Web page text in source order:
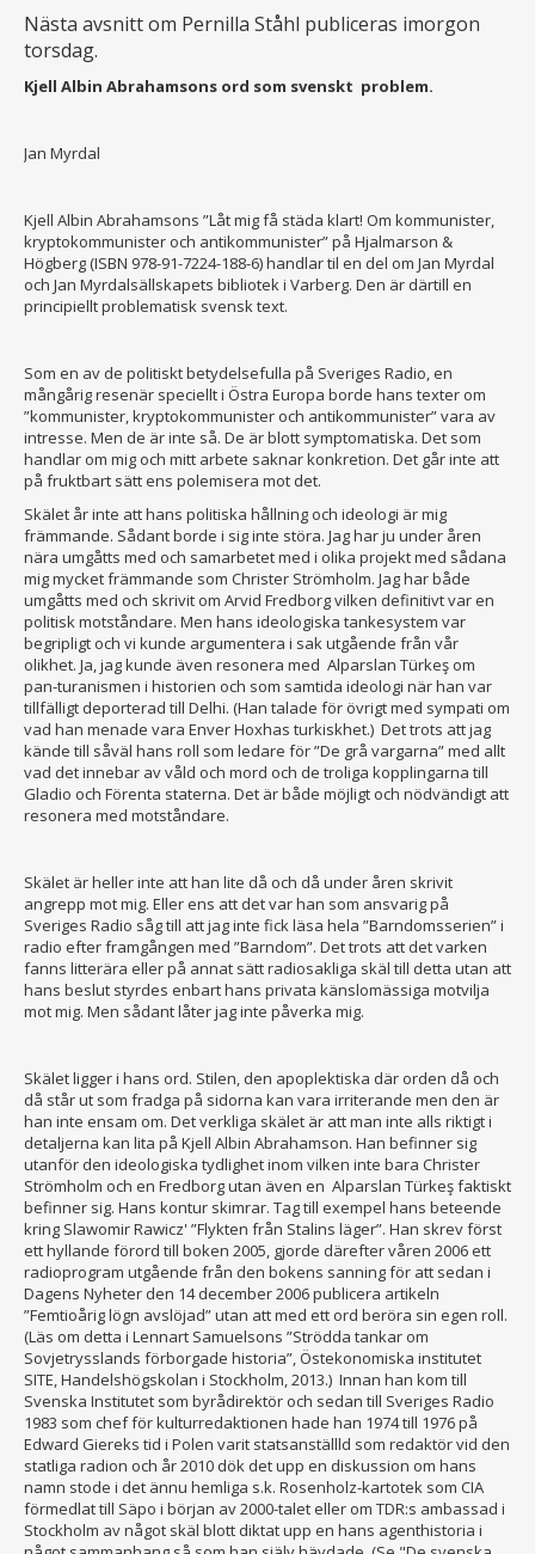
Nästa avsnitt om Pernilla Ståhl publiceras imorgon
torsdag.
Kjell Albin Abrahamsons ord som svenskt problem.
Jan Myrdal
Kjell Albin Abrahamsons ”Låt mig få städa klart! Om kommunister,
kryptokommunister och antikommunister” på Hjalmarson &
Högberg (ISBN 978-91-7224-188-6) handlar til en del om Jan Myrdal
och Jan Myrdalsällskapets bibliotek i Varberg. Den är därtill en
principiellt problematisk svensk text.
Som en av de politiskt betydelsefulla på Sveriges Radio, en
mångårig resenär speciellt i Östra Europa borde hans texter om
”kommunister, kryptokommunister och antikommunister” vara av
intresse. Men de är inte så. De är blott symptomatiska. Det som
handlar om mig och mitt arbete saknar konkretion. Det går inte att
på fruktbart sätt ens polemisera mot det.
Skälet år inte att hans politiska hållning och ideologi är mig
främmande. Sådant borde i sig inte störa. Jag har ju under åren
nära umgåtts med och samarbetet med i olika projekt med sådana
mig mycket främmande som Christer Strömholm. Jag har både
umgåtts med och skrivit om Arvid Fredborg vilken definitivt var en
politisk motståndare. Men hans ideologiska tankesystem var
begripligt och vi kunde argumentera i sak utgående från vår
olikhet. Ja, jag kunde även resonera med Alparslan Türkeş om
pan-turanismen i historien och som samtida ideologi när han var
tillfälligt deporterad till Delhi. (Han talade för övrigt med sympati om
vad han menade vara Enver Hoxhas turkiskhet.) Det trots att jag
kände till såväl hans roll som ledare för ”De grå vargarna” med allt
vad det innebar av våld och mord och de troliga kopplingarna till
Gladio och Förenta staterna. Det är både möjligt och nödvändigt att
resonera med motståndare.
Skälet är heller inte att han lite då och då under åren skrivit
angrepp mot mig. Eller ens att det var han som ansvarig på
Sveriges Radio såg till att jag inte fick läsa hela ”Barndomsserien” i
radio efter framgången med ”Barndom”. Det trots att det varken
fanns litterära eller på annat sätt radiosakliga skäl till detta utan att
hans beslut styrdes enbart hans privata känslomässiga motvilja
mot mig. Men sådant låter jag inte påverka mig.
Skälet ligger i hans ord. Stilen, den apoplektiska där orden då och
då står ut som fradga på sidorna kan vara irriterande men den är
han inte ensam om. Det verkliga skälet är att man inte alls riktigt i
detaljerna kan lita på Kjell Albin Abrahamson. Han befinner sig
utanför den ideologiska tydlighet inom vilken inte bara Christer
Strömholm och en Fredborg utan även en Alparslan Türkeş faktiskt
befinner sig. Hans kontur skimrar. Tag till exempel hans beteende
kring Slawomir Rawicz' ”Flykten från Stalins läger”. Han skrev först
ett hyllande förord till boken 2005, gjorde därefter våren 2006 ett
radioprogram utgående från den bokens sanning för att sedan i
Dagens Nyheter den 14 december 2006 publicera artikeln
”Femtioårig lögn avslöjad” utan att med ett ord beröra sin egen roll.
(Läs om detta i Lennart Samuelsons ”Strödda tankar om
Sovjetrysslands förborgade historia”, Östekonomiska institutet
SITE, Handelshögskolan i Stockholm, 2013.) Innan han kom till
Svenska Institutet som byrådirektör och sedan till Sveriges Radio
1983 som chef för kulturredaktionen hade han 1974 till 1976 på
Edward Giereks tid i Polen varit statsanställld som redaktör vid den
statliga radion och år 2010 dök det upp en diskussion om hans
namn stode i det ännu hemliga s.k. Rosenholz-kartotek som CIA
förmedlat till Säpo i början av 2000-talet eller om TDR:s ambassad i
Stockholm av något skäl blott diktat upp en hans agenthistoria i